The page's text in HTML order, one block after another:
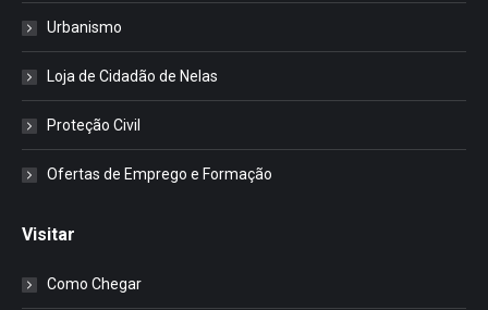
Urbanismo
Loja de Cidadão de Nelas
Proteção Civil
Ofertas de Emprego e Formação
Visitar
Como Chegar